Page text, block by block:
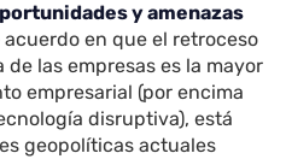
y amenazas
acuerdo en que el retroceso
las empresas es la mayor
empresarial (por encima
disruptiva), está
geopolíticas actuales